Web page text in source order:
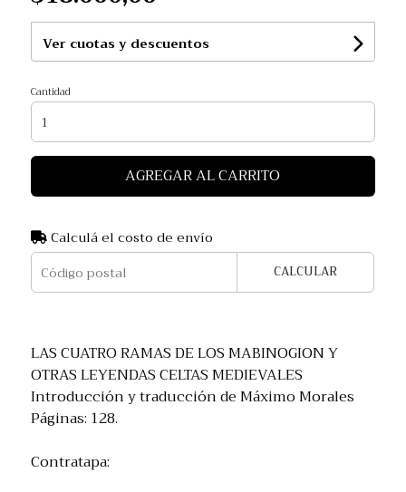
Ver cuotas y descuentos
Cantidad
AGREGAR AL CARRITO
Calculá el costo de envío
CALCULAR
LAS CUATRO RAMAS DE LOS MABINOGION Y
OTRAS LEYENDAS CELTAS MEDIEVALES
Introducción y traducción de Máximo Morales
Páginas: 128.
Contratapa: